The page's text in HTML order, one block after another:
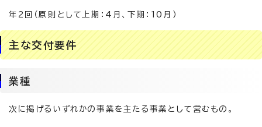
年2回（原則として上期：4月、下期：10月）
主な交付要件
業種
次に掲げるいずれかの事業を主たる事業として営むもの。